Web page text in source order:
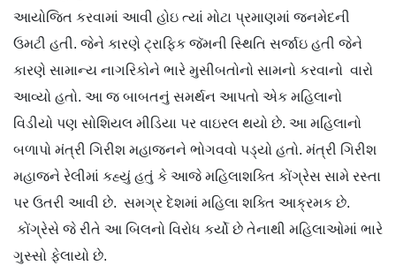
આયોજિત કરવામાં આવી હોઇ ત્યાં મોટા પ્રમાણમાં જનમેદની
ઉમટી હતી. જેને કારણે ટ્રાફિક જૅમની સ્થિતિ સર્જાઇ હતી જેને
કારણે સામાન્ય નાગરિકોને ભારે મુસીબતોનો સામનો કરવાનો વારો
આવ્યો હતો. આ જ બાબતનું સમર્થન આપતો એક મહિલાનો
વિડીયો પણ સોશિયલ મીડિયા પર વાઇરલ થયો છે. આ મહિલાનો
બળાપો મંત્રી ગિરીશ મહાજનને ભોગવવો પડ્યો હતો. મંત્રી ગિરીશ
મહાજને રેલીમાં કહ્યું હતું કે આજે મહિલાશક્તિ કોંગ્રેસ સામે રસ્તા
પર ઉતરી આવી છે. સમગ્ર દેશમાં મહિલા શક્તિ આક્રમક છે.
કોંગ્રેસે જે રીતે આ બિલનો વિરોધ કર્યો છે તેનાથી મહિલાઓમાં ભારે
ગુસ્સો ફેલાયો છે.